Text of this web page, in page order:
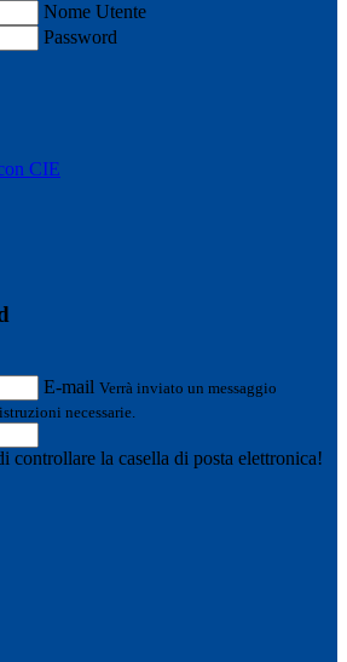
Nome Utente
Password
CIE
E-mail Verrà inviato un messaggio
necessarie.
controllare la casella di posta elettronica!